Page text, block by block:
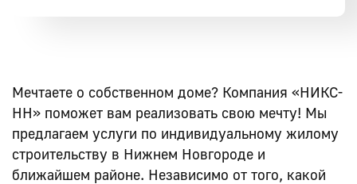
Мечтаете о собственном доме? Компания «НИКС-
НН» поможет вам реализовать свою мечту! Мы
предлагаем услуги по индивидуальному жилому
строительству в Нижнем Новгороде и
ближайшем районе. Независимо от того, какой